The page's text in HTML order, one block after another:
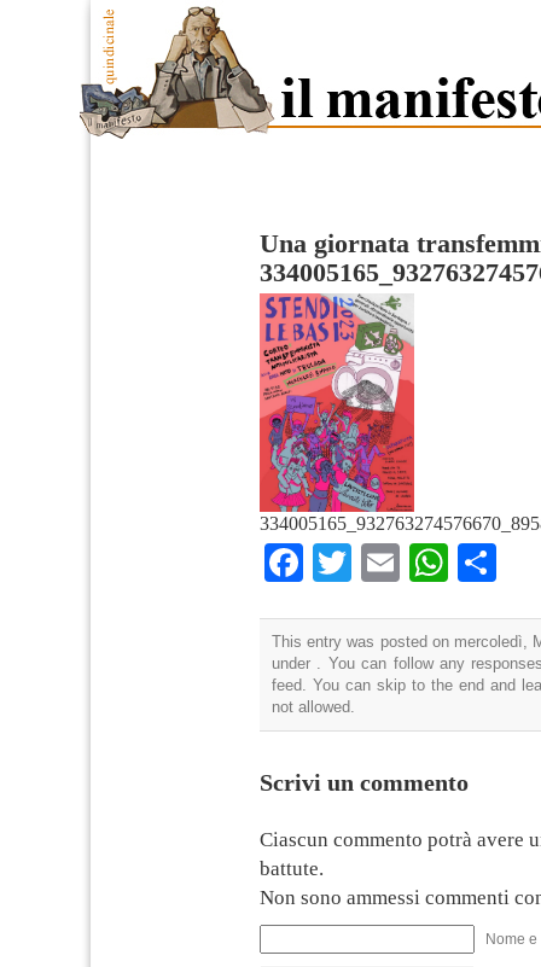
Una giornata
Facebook
TwitterEmail
This entry was posted on mercoledì,
under . You can follow any
feed. You can skip to the end and
not allowed.
Scrivi un commento
Ciascun commento potrà avere
battute.
Non sono ammessi commenti
Nome